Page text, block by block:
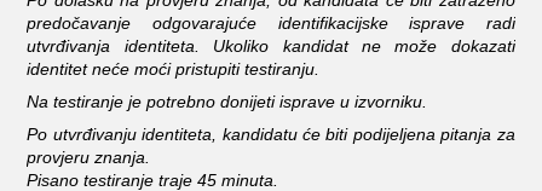
predočavanje odgovarajuće identifikacijske isprave radi
utvrđivanja identiteta. Ukoliko kandidat ne može dokazati
identitet neće moći pristupiti testiranju.
Na testiranje je potrebno donijeti isprave u izvorniku.
Po utvrđivanju identiteta, kandidatu će biti podijeljena pitanja za
provjeru znanja.
Pisano testiranje traje 45 minuta.